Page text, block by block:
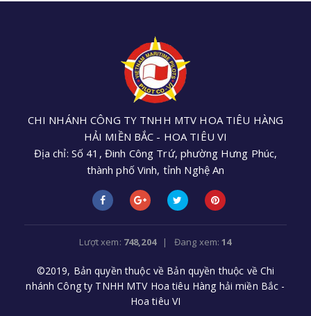
CHI NHÁNH CÔNG TY TNHH MTV HOA TIÊU HÀNG
HẢI MIỀN BẮC - HOA TIÊU VI
Địa chỉ: Số 41, Đinh Công Trứ, phường Hưng Phúc,
thành phố Vinh, tỉnh Nghệ An
Điện thoại: +84 (0238) 3552 305 - Email:
cnhoatieu6@gmail.com
Lượt xem: 748,204| Đang xem:14
©2019, Bản quyền thuộc về Bản quyền thuộc về Chi
nhánh Công ty TNHH MTV Hoa tiêu Hàng hải miền Bắc -
Hoa tiêu VI